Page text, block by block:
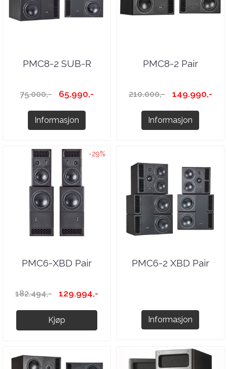
PMC8-2 SUB-R
75.000,- 65.990,-
Informasjon
PMC8-2 Pair
210.000,- 149.990,-
Informasjon
-29%
PMC6-XBD Pair
182.494,- 129.994,-
Kjøp
PMC6-2 XBD Pair
Informasjon